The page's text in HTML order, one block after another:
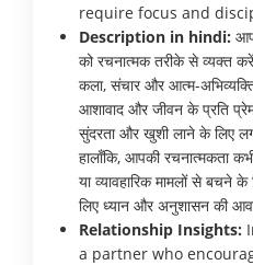
require focus and
Description in hindi:
को रचनात्मक तरीके से व्यक्त
कला, संचार और आत्म-
आशावाद और जीवन के प्रति
सुंदरता और खुशी लाने के लिए
हालाँकि, आपकी रचनात्मकता
या व्यावहारिक मामलों से बचने
लिए ध्यान और अनुशासन की
Relationship Insights:
a partner who